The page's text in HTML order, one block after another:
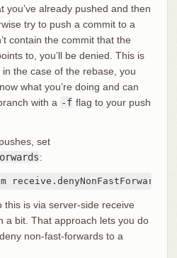
you’ve already pushed and then
try to push a commit to a
contain the commit that the
to, you’ll be denied. This is
the case of the rebase, you
what you’re doing and can
with a -f flag to your push
set
:
is via server-side receive
a bit. That approach lets you do
non-fast-forwards to a